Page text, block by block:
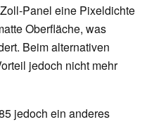
Panel eine Pixeldichte
Oberfläche, was
Beim alternativen
jedoch nicht mehr
jedoch ein anderes